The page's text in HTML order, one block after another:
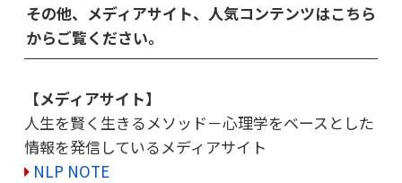
その他、メディアサイト、人気コンテンツはこちら
からご覧ください。
【メディアサイト】
人生を賢く生きるメソッド－心理学をベースとした
情報を発信しているメディアサイト
NLP NOTE